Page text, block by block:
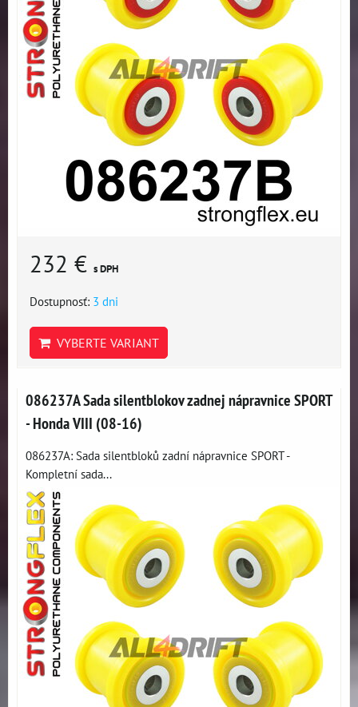
232 € s DPH
Dostupnosť: 3 dni
VYBERTE VARIANT
086237A Sada silentblokov zadnej nápravnice SPORT
- Honda VIII (08-16)
086237A: Sada silentbloků zadní nápravnice SPORT -
Kompletní sada...